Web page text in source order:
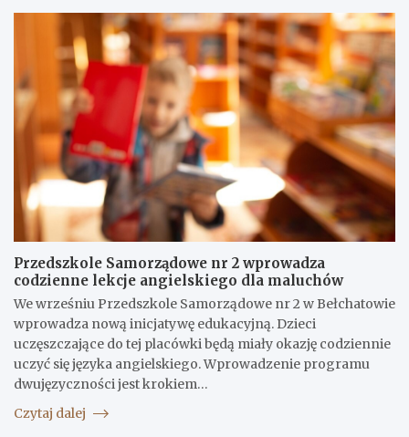
Przedszkole Samorządowe nr 2 wprowadza
codzienne lekcje angielskiego dla maluchów
We wrześniu Przedszkole Samorządowe nr 2 w Bełchatowie
wprowadza nową inicjatywę edukacyjną. Dzieci
uczęszczające do tej placówki będą miały okazję codziennie
uczyć się języka angielskiego. Wprowadzenie programu
dwujęzyczności jest krokiem…
Czytaj dalej